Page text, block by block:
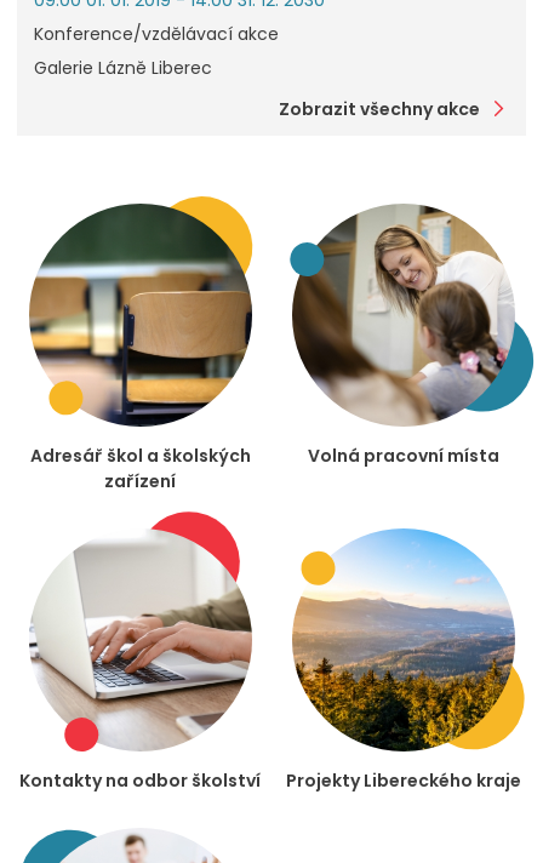
Konference/vzdělávací akce
Galerie Lázně Liberec
Zobrazit všechny akce
Adresář škol a školských
zařízení
Volná pracovní místa
Kontakty na odbor školství Projekty Libereckého kraje